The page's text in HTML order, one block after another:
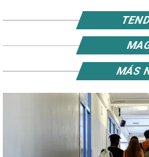
MÁS